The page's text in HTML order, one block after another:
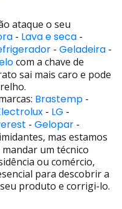
ataque o seu
- Lava e seca -
- Geladeira -
com a chave de
sai mais caro e pode
Brastemp -
- LG -
- Gelopar -
mas estamos
um técnico
ou comércio,
para descobrir a
produto e corrigi-lo.